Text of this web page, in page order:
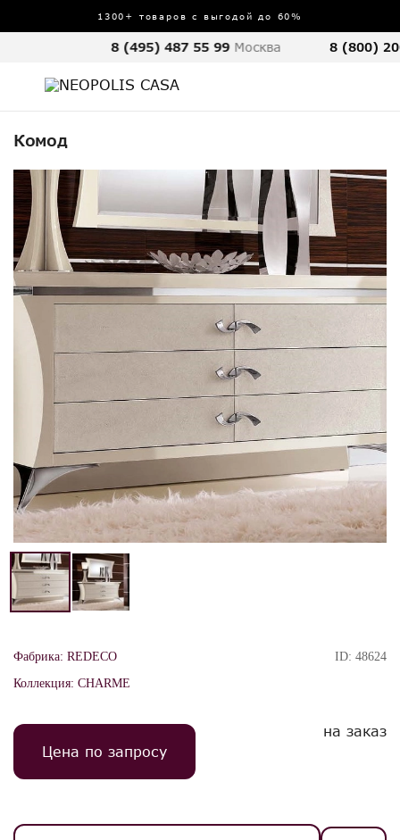
1300+ товаров с выгодой до 60%
8 (495) 487 55 99 Москва 8 (800)
Комод
Фабрика: REDECO
Коллекция: CHARME
ID: 48624
Цена по запросу
на заказ